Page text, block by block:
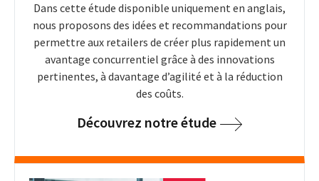
Dans cette étude disponible uniquement en anglais,
nous proposons des idées et recommandations pour
permettre aux retailers de créer plus rapidement un
avantage concurrentiel grâce à des innovations
pertinentes, à davantage d’agilité et à la réduction
des coûts.
Découvrez notre étude